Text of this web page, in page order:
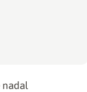
nadal